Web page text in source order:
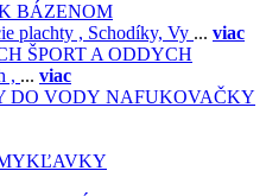
BÁZENOM
plachty , Schodíky, Vy ... viac
ŠPORT A ODDYCH
, ... viac
NAFUKOVAČKY